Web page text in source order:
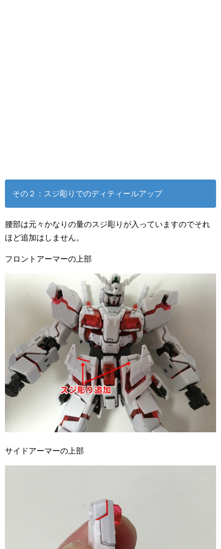
その２：スジ彫りでのディティールアップ
腰部は元々かなりの量のスジ彫りが入っていますのでそれ
ほど追加はしません。
フロントアーマーの上部
サイドアーマーの上部